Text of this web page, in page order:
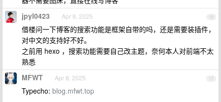
16
jpyl0423 Apr 8, 2025
借楼问一下博客的搜索功能是框架自带的吗，还是需要装插件，
对中文的支持好不好。
之前用 hexo ，搜索功能需要自己改主题，奈何本人对前端不太
熟悉
17
MFWT Apr 8, 2025
Typecho: blog.mfwt.top